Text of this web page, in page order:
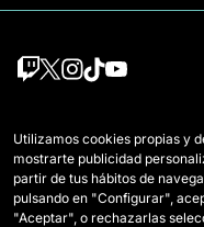
Joueuses Draft
Wildcards
Utilizamos cookies propias y
mostrarte publicidad
partir de tus hábitos de
pulsando en "Configurar",
"Aceptar", o rechazarlas